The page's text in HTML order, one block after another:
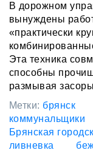
В дорожном
вынуждены
«практически
Эта техника
способны
размывая
Метки: брянск
коммунальщики
Брянская
ливневка